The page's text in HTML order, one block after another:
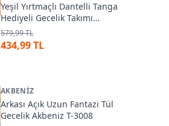
Yeşil Yırtmaçlı Dantelli Tanga
Hediyeli Gecelik Takımı
Ruselin 2306
579,99 TL
434,99 TL
AKBENIZ
Arkası Açık Uzun Fantazi Tül
Gecelik Akbeniz T-3008